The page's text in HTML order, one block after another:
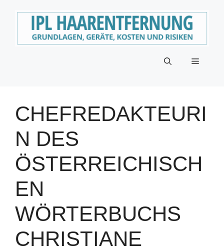
Menü
CHEFREDAKTEURI
N DES
ÖSTERREICHISCH
EN
WÖRTERBUCHS
CHRISTIANE